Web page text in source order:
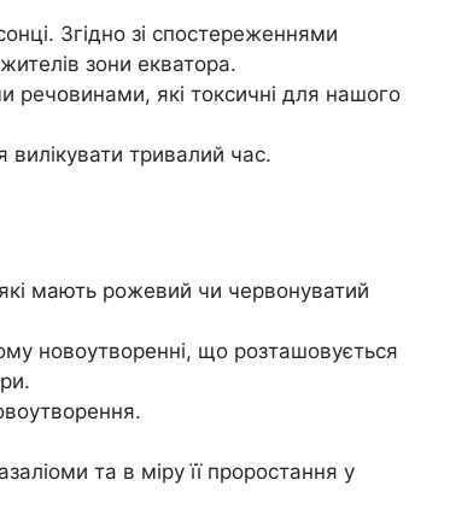
Згідно зі спостереженнями
зони екватора.
речовинами, які токсичні для нашого
вилікувати тривалий час.
мають рожевий чи червонуватий
новоутворенні, що розташовується
та в міру її проростання у